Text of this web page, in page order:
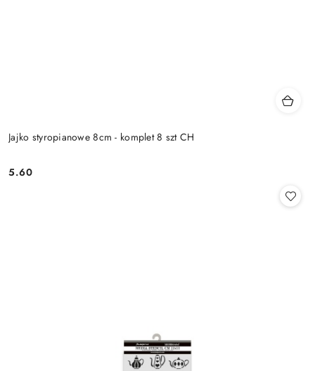
Jajko styropianowe 8cm - komplet 8 szt CH
Cena:
5.60